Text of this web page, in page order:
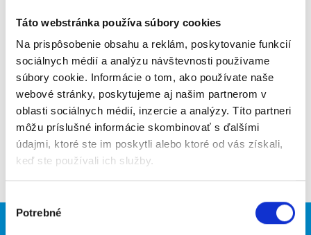
Táto webstránka používa súbory cookies
Na prispôsobenie obsahu a reklám, poskytovanie funkcií
sociálnych médií a analýzu návštevnosti používame
súbory cookie. Informácie o tom, ako používate naše
webové stránky, poskytujeme aj našim partnerom v
oblasti sociálnych médií, inzercie a analýzy. Títo partneri
môžu príslušné informácie skombinovať s ďalšími
údajmi, ktoré ste im poskytli alebo ktoré od vás získali,
keď ste používali ich služby.
súhlasu
Potrebné
Upozorniť na inzerát
Pridať do obľúbených
Späť